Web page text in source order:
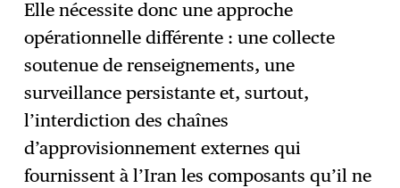
Elle nécessite donc une approche
opérationnelle différente : une collecte
soutenue de renseignements, une
surveillance persistante et, surtout,
l’interdiction des chaînes
d’approvisionnement externes qui
fournissent à l’Iran les composants qu’il ne